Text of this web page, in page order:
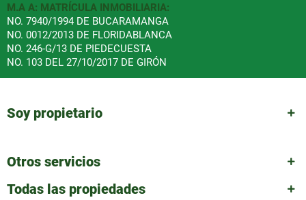
M.A A: MATRÍCULA INMOBILIARIA:
NO. 7940/1994 DE BUCARAMANGA
NO. 0012/2013 DE FLORIDABLANCA
NO. 246-G/13 DE PIEDECUESTA
NO. 103 DEL 27/10/2017 DE GIRÓN
Soy propietario
Otros servicios
Todas las propiedades